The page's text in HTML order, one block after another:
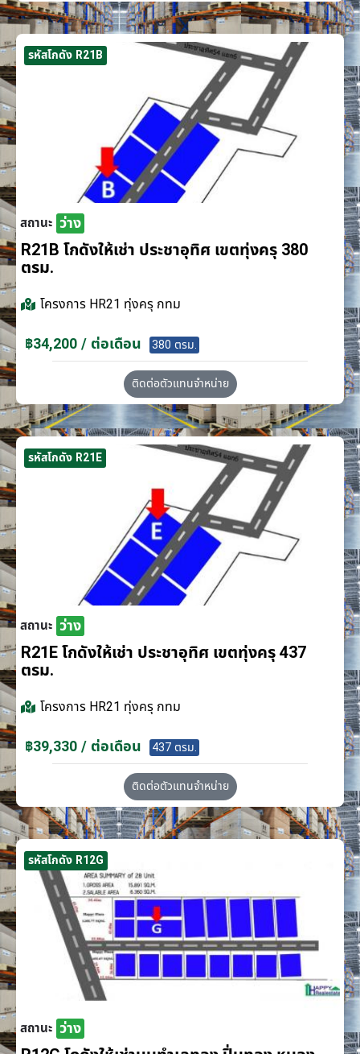
รหัสโกดัง R21B
สถานะ ว่าง
R21B โกดังให้เช่า ประชาอุทิศ เขตทุ่งครุ 380
ตรม.
โครงการ HR21 ทุ่งครุ กทม
฿34,200 / ต่อเดือน 380 ตรม.
ติดต่อตัวแทนจำหน่าย
รหัสโกดัง R21E
สถานะ ว่าง
R21E โกดังให้เช่า ประชาอุทิศ เขตทุ่งครุ 437
ตรม.
โครงการ HR21 ทุ่งครุ กทม
฿39,330 / ต่อเดือน 437 ตรม.
ติดต่อตัวแทนจำหน่าย
รหัสโกดัง R12G
สถานะ ว่าง